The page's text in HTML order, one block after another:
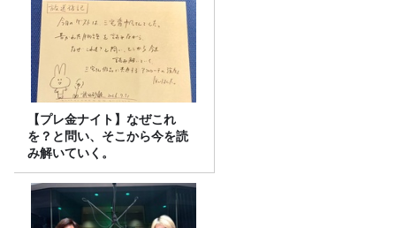
【プレ金ナイト】なぜこれ
を？と問い、そこから今を読
み解いていく。